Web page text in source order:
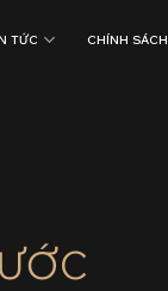
TỨC CHÍNH SÁCH